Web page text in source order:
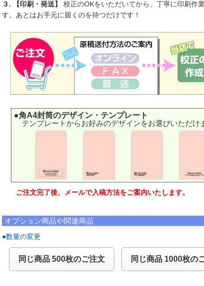
３. 【印刷・発送】 校正のOKをいただいてから、丁寧に印刷作
す。あとはお手元に届くのを待つだけです！
●角A4封筒のデザイン・テンプレート
テンプレートからお好みのデザインをお選びいただけ
ご注文完了後、メールで入稿方法をご案内いたします。
オプション商品や関連商品
●数量の変更
同じ商品 500枚のご注文 同じ商品 1000枚の